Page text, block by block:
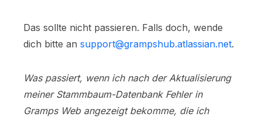
Das sollte nicht passieren. Falls doch, wende
dich bitte an support@grampshub.atlassian.net.
Was passiert, wenn ich nach der Aktualisierung
meiner Stammbaum-Datenbank Fehler in
Gramps Web angezeigt bekomme, die ich